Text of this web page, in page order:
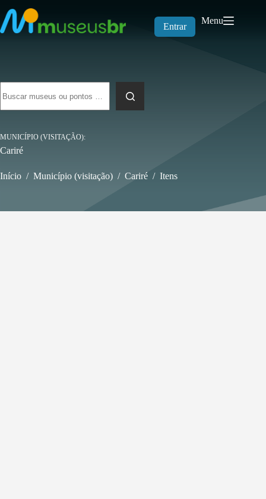
para
o
conteúdo
Entrar
Menu
resultados
MUNICÍPIO (VISITAÇÃO)
Cariré
Início / Município (visitação) / Cariré / Itens